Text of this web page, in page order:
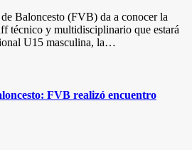
Baloncesto (FVB) da a conocer la
técnico y multidisciplinario que estará
U15 masculina, la…
FVB realizó encuentro